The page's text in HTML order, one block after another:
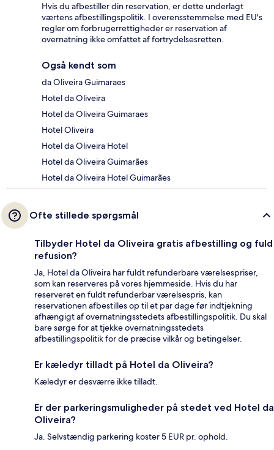
Hvis du afbestiller din reservation, er dette underlagt
værtens afbestillingspolitik. I overensstemmelse med EU's
regler om forbrugerrettigheder er reservation af
overnatning ikke omfattet af fortrydelsesretten.
Også kendt som
da Oliveira Guimaraes
Hotel da Oliveira
Hotel da Oliveira Guimaraes
Hotel Oliveira
Hotel da Oliveira Hotel
Hotel da Oliveira Guimarães
Hotel da Oliveira Hotel Guimarães
Ofte stillede spørgsmål
Tilbyder Hotel da Oliveira gratis afbestilling og fuld
refusion?
Ja, Hotel da Oliveira har fuldt refunderbare værelsespriser,
som kan reserveres på vores hjemmeside. Hvis du har
reserveret en fuldt refunderbar værelsespris, kan
reservationen afbestilles op til et par dage før indtjekning
afhængigt af overnatningsstedets afbestillingspolitik. Du skal
bare sørge for at tjekke overnatningsstedets
afbestillingspolitik for de præcise vilkår og betingelser.
Er kæledyr tilladt på Hotel da Oliveira?
Kæledyr er desværre ikke tilladt.
Er der parkeringsmuligheder på stedet ved Hotel da
Oliveira?
Ja. Selvstændig parkering koster 5 EUR pr. ophold.